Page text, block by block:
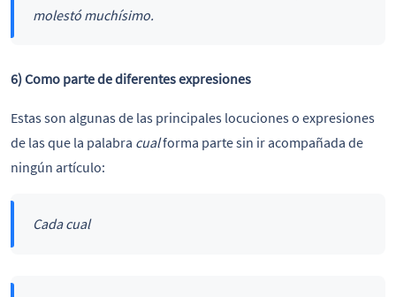
molestó muchísimo.
6) Como parte de diferentes expresiones
Estas son algunas de las principales locuciones o expresiones
de las que la palabra cualforma parte sin ir acompañada de
ningún artículo:
Cada cual